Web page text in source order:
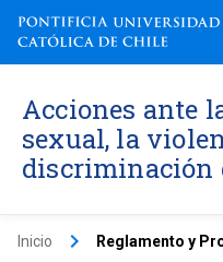
Acciones ante
sexual, la
discriminación
Inicio keyboard_arrow_right Reglamento y